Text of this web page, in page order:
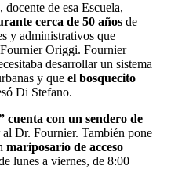
de esa Escuela,
cerca de 50 años de
y administrativos que
Origgi. Fournier
desarrollar un sistema
y que el bosquecito
Di Stefano.
cuenta con un sendero de
Dr. Fournier. También pone
mariposario de acceso
lunes a viernes, de 8:00